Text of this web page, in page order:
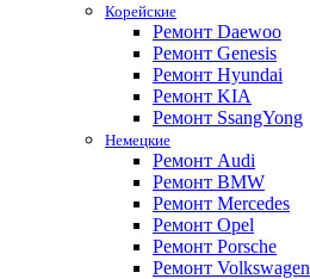
Корейские
Ремонт Daewoo
Ремонт Genesis
Ремонт Hyundai
Ремонт KIA
Ремонт SsangYong
Немецкие
Ремонт Audi
Ремонт BMW
Ремонт Mercedes
Ремонт Opel
Ремонт Porsche
Ремонт Volkswagen